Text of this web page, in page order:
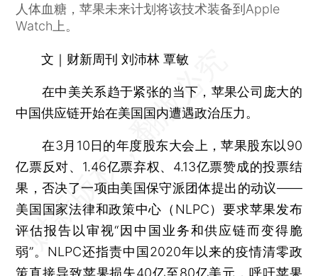
人体血糖，苹果未来计划将该技术装备到Apple
Watch上。
文｜财新周刊 刘沛林 覃敏
在中美关系趋于紧张的当下，苹果公司庞大的
中国供应链开始在美国国内遭遇政治压力。
在3月10日的年度股东大会上，苹果股东以90
亿票反对、1.46亿票弃权、4.13亿票赞成的投票结
果，否决了一项由美国保守派团体提出的动议——
美国国家法律和政策中心（NLPC）要求苹果发布
评估报告以审视“因中国业务和供应链而变得脆
弱”。NLPC还指责中国2020年以来的疫情清零政
策直接导致苹果损失40亿至80亿美元，呼吁苹果